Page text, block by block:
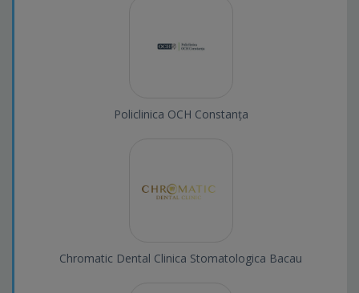
Policlinica OCH Constanța
Chromatic Dental Clinica Stomatologica Bacau